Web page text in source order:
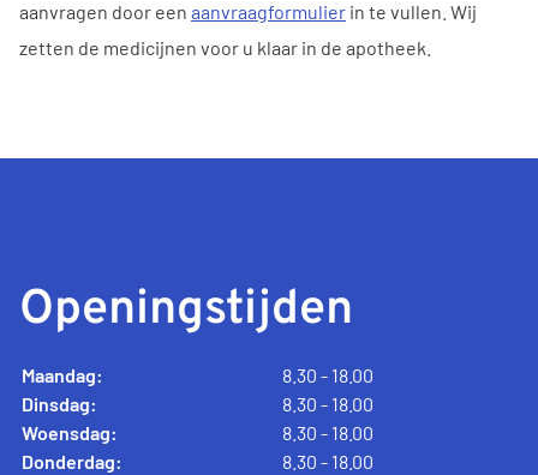
aanvragen door een aanvraagformulier in te vullen. Wij
zetten de medicijnen voor u klaar in de apotheek.
Openingstijden
Maandag:
8.30 - 18.00
Dinsdag:
8.30 - 18.00
Woensdag:
8.30 - 18.00
Donderdag:
8.30 - 18.00